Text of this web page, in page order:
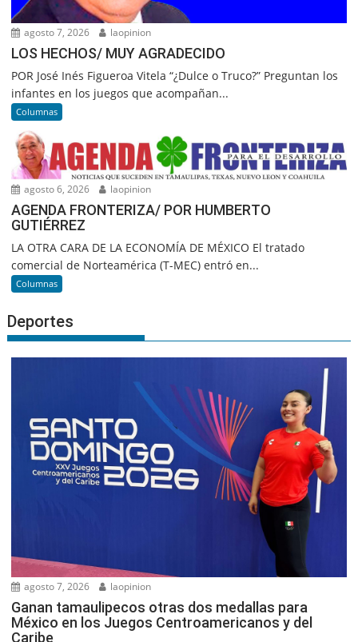
agosto 7, 2026 laopinion
LOS HECHOS/ MUY AGRADECIDO
POR José Inés Figueroa Vitela “¿Dulce o Truco?” Preguntan los
infantes en los juegos que acompañan...
Columnas
agosto 6, 2026 laopinion
AGENDA FRONTERIZA/ POR HUMBERTO
GUTIÉRREZ
LA OTRA CARA DE LA ECONOMÍA DE MÉXICO El tratado
comercial de Norteamérica (T-MEC) entró en...
Columnas
Deportes
agosto 7, 2026 laopinion
Ganan tamaulipecos otras dos medallas para
México en los Juegos Centroamericanos y del
Caribe